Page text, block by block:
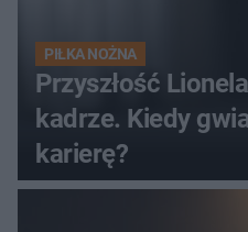
PIŁKA NOŻNA
Przyszłość
kadrze. Kiedy
karierę?